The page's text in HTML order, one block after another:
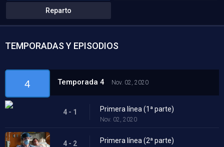
Reparto
TEMPORADAS Y EPISODIOS
4 Temporada 4 Nov. 02, 2020
4 - 1 Primera línea (1ª parte)
Nov. 02, 2020
4 - 2 Primera línea (2ª parte)